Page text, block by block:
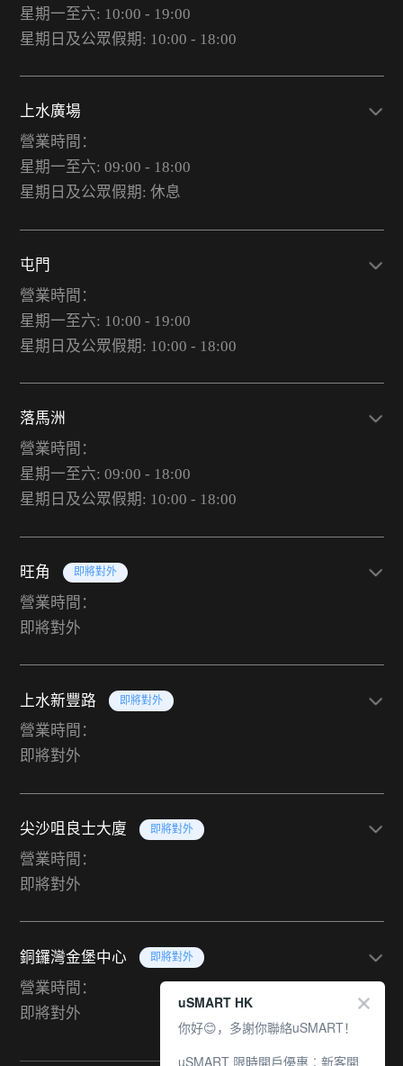
星期一至六: 10:00 - 19:00
星期日及公眾假期: 10:00 - 18:00
上水廣場
營業時間：
星期一至六: 09:00 - 18:00
星期日及公眾假期: 休息
屯門
營業時間：
星期一至六: 10:00 - 19:00
星期日及公眾假期: 10:00 - 18:00
落馬洲
營業時間：
星期一至六: 09:00 - 18:00
星期日及公眾假期: 10:00 - 18:00
旺角 即將對外
營業時間：
即將對外
上水新豐路 即將對外
營業時間：
即將對外
尖沙咀良士大廈 即將對外
營業時間：
即將對外
銅鑼灣金堡中心 即將對外
營業時間：
即將對外
uSMART HK
你好😊，多謝你聯絡uSMART！
uSMART 限時開戶優惠︰新客開